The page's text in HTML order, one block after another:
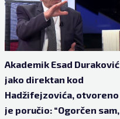
Akademik Esad Duraković
jako direktan kod
Hadžifejzovića, otvoreno
je poručio: “Ogorčen sam,